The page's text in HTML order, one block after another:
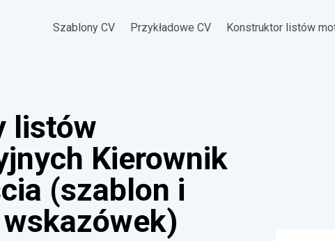
Szablony CV Przykładowe CV Konstruktor listów
listów
Kierownik
(szablon i